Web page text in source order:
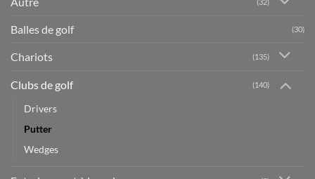
(32)
Balles de golf (30)
Chariots (135)
Clubs de golf (140)
Drivers
Putter
Wedges